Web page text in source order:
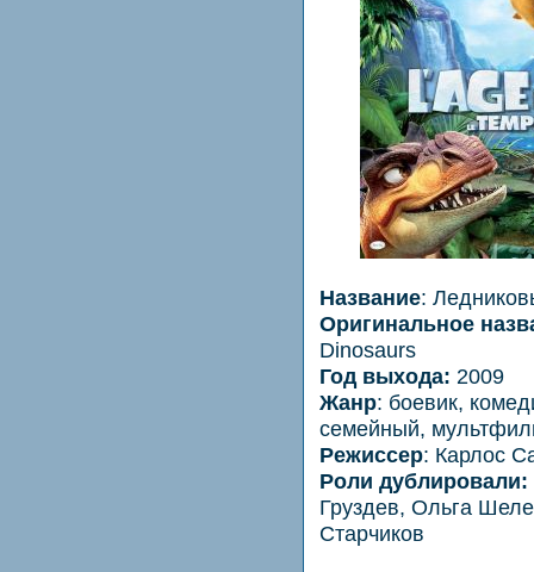
Название:
Оригинальное
Dinosaurs
Год выхода: 2009
Жанр: боевик,
семейный,
Режиссер: Карлос
Роли дублировали:
Груздев, Ольга
Старчиков